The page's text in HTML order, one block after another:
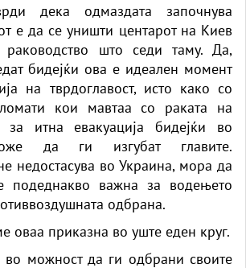
дека одмаздата започнува
е да се уништи центарот на Киев
раководство што седи таму. Да,
бидејќи ова е идеален момент
на тврдоглавост, исто како со
кои мавтаа со раката на
за итна евакуација бидејќи во
да ги изгубат главите.
недостасува во Украина, мора да
подеднакво важна за водењето
одбрана.
оваа приказна во уште еден круг.
во можност да ги одбрани своите